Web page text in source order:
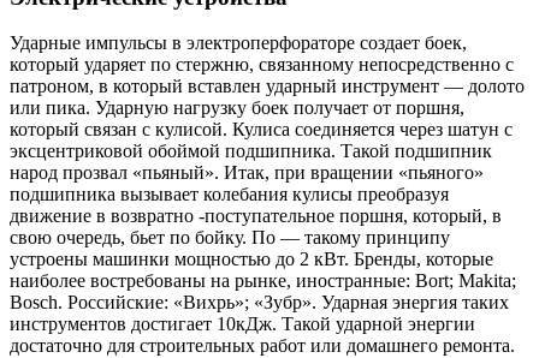
Ударные импульсы в электроперфораторе создает боек,
который ударяет по стержню, связанному непосредственно с
патроном, в который вставлен ударный инструмент — долото
или пика. Ударную нагрузку боек получает от поршня,
который связан с кулисой. Кулиса соединяется через шатун с
эксцентриковой обоймой подшипника. Такой подшипник
народ прозвал «пьяный». Итак, при вращении «пьяного»
подшипника вызывает колебания кулисы преобразуя
движение в возвратно -поступательное поршня, который, в
свою очередь, бьет по бойку. По — такому принципу
устроены машинки мощностью до 2 кВт. Бренды, которые
наиболее востребованы на рынке, иностранные: Bort; Makita;
Bosch. Российские: «Вихрь»; «Зубр». Ударная энергия таких
инструментов достигает 10кДж. Такой ударной энергии
достаточно для строительных работ или домашнего ремонта.